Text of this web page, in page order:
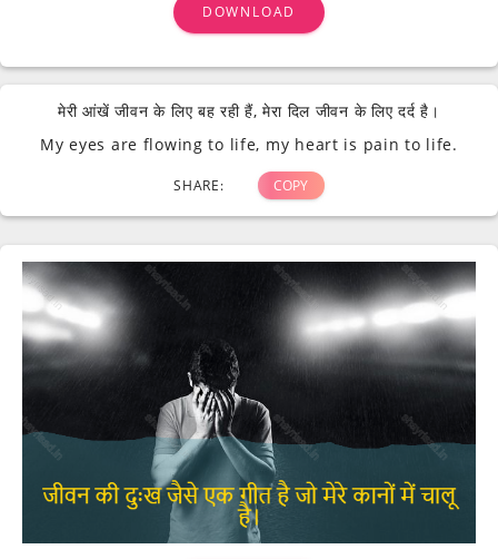
DOWNLOAD
मेरी आंखें जीवन के लिए बह रही हैं, मेरा दिल जीवन के लिए दर्द है।
My eyes are flowing to life, my heart is pain to life.
SHARE: COPY